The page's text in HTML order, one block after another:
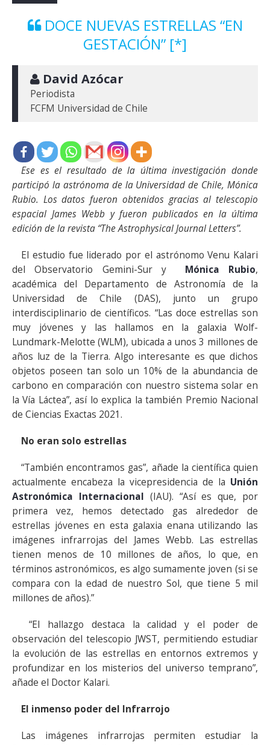
DOCE NUEVAS ESTRELLAS “EN
GESTACIÓN” [*]
David Azócar
Periodista
Ese es el resultado de la última investigación donde
participó la astrónoma de la Universidad de Chile, Mónica
Rubio. Los datos fueron obtenidos gracias al telescopio
espacial James Webb y fueron publicados en la última
edición de la revista “The Astrophysical Journal Letters”.
El estudio fue liderado por el astrónomo Venu Kalari
del Observatorio Gemini-Sur y Mónica Rubio,
académica del Departamento de Astronomía de la
Universidad de Chile (DAS), junto un grupo
interdisciplinario de científicos. “Las doce estrellas son
muy jóvenes y las hallamos en la galaxia Wolf-
Lundmark-Melotte (WLM), ubicada a unos 3 millones de
años luz de la Tierra. Algo interesante es que dichos
objetos poseen tan solo un 10% de la abundancia de
carbono en comparación con nuestro sistema solar en
la Vía Láctea”, así lo explica la también Premio Nacional
de Ciencias Exactas 2021.
No eran solo estrellas
“También encontramos gas”, añade la científica quien
actualmente encabeza la vicepresidencia de la Unión
Astronómica Internacional (IAU). “Así es que, por
primera vez, hemos detectado gas alrededor de
estrellas jóvenes en esta galaxia enana utilizando las
imágenes infrarrojas del James Webb. Las estrellas
tienen menos de 10 millones de años, lo que, en
términos astronómicos, es algo sumamente joven (si se
compara con la edad de nuestro Sol, que tiene 5 mil
millones de años).”
“El hallazgo destaca la calidad y el poder de
observación del telescopio JWST, permitiendo estudiar
la evolución de las estrellas en entornos extremos y
profundizar en los misterios del universo temprano”,
añade el Doctor Kalari.
El inmenso poder del Infrarrojo
Las imágenes infrarrojas permiten estudiar la